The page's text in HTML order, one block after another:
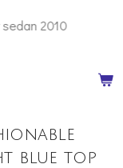
2010
blue top